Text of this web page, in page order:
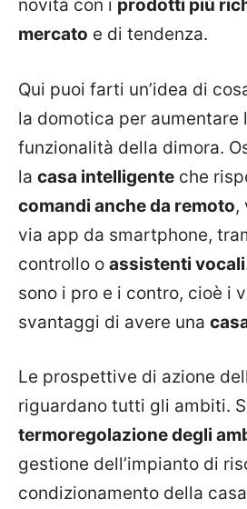
novità con i prodotti più
mercato e di tendenza.
Qui puoi farti un’idea di
la domotica per aumentare
funzionalità della dimora.
la casa intelligente che
comandi anche da remoto,
via app da smartphone,
controllo o assistenti vocali
sono i pro e i contro, cioè i
svantaggi di avere una
Le prospettive di azione
riguardano tutti gli ambiti.
termoregolazione degli
gestione dell’impianto di
condizionamento della